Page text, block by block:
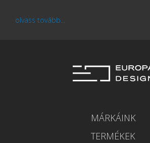
olvass tovább...
MÁRKÁINK
TERMÉKEK